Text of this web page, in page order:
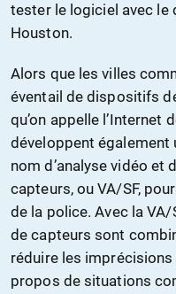
tester le logiciel avec le
Houston.
Alors que les villes
éventail de dispositifs
qu’on appelle l’Internet
développent également
nom d’analyse vidéo et
capteurs, ou VA/SF,
de la police. Avec la
de capteurs sont
réduire les
propos de situations